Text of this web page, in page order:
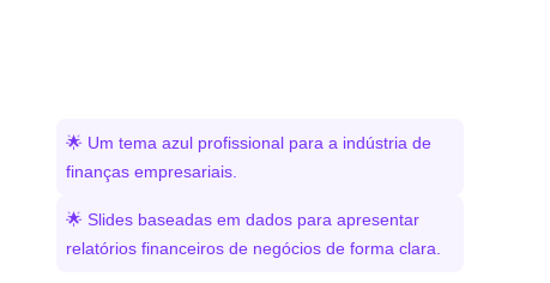
🌟 Um tema azul profissional para a indústria de
finanças empresariais.
🌟 Slides baseadas em dados para apresentar
relatórios financeiros de negócios de forma clara.